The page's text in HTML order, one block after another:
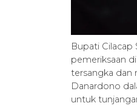
Bupati Cilacap
pemeriksaan
tersangka dan
Danardono
untuk